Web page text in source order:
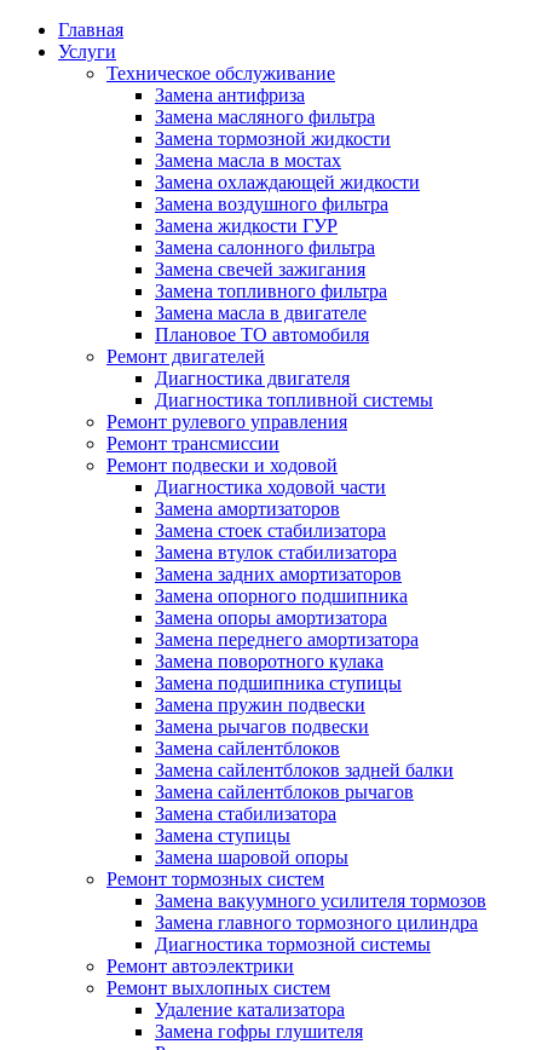
Главная
Услуги
Техническое обслуживание
Замена антифриза
Замена масляного фильтра
Замена тормозной жидкости
Замена масла в мостах
Замена охлаждающей жидкости
Замена воздушного фильтра
Замена жидкости ГУР
Замена салонного фильтра
Замена свечей зажигания
Замена топливного фильтра
Замена масла в двигателе
Плановое ТО автомобиля
Ремонт двигателей
Диагностика двигателя
Диагностика топливной системы
Ремонт рулевого управления
Ремонт трансмиссии
Ремонт подвески и ходовой
Диагностика ходовой части
Замена амортизаторов
Замена стоек стабилизатора
Замена втулок стабилизатора
Замена задних амортизаторов
Замена опорного подшипника
Замена опоры амортизатора
Замена переднего амортизатора
Замена поворотного кулака
Замена подшипника ступицы
Замена пружин подвески
Замена рычагов подвески
Замена сайлентблоков
Замена сайлентблоков задней балки
Замена сайлентблоков рычагов
Замена стабилизатора
Замена ступицы
Замена шаровой опоры
Ремонт тормозных систем
Замена вакуумного усилителя тормозов
Замена главного тормозного цилиндра
Диагностика тормозной системы
Ремонт автоэлектрики
Ремонт выхлопных систем
Удаление катализатора
Замена гофры глушителя